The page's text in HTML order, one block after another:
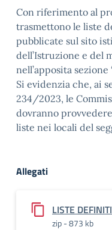
Con riferimento al
trasmettono le liste
pubblicate sul sito
dell’Istruzione e del
nell’apposita sezione
Si evidenzia che, ai
234/2023, le
dovranno
liste nei locali del
Allegati
LISTE
zip - 873 kb